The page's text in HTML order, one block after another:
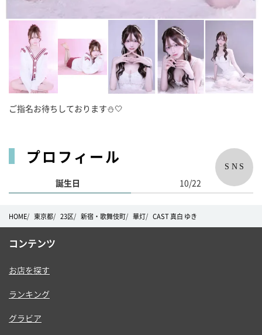
ご指名お待ちしております⛄️‎🤍
プロフィール
誕生日 10/22
SNS
HOME 東京都 23区 新宿・歌舞伎町 華灯 CAST 真白 ゆき
コンテンツ
お店を探す
ランキング
グラビア